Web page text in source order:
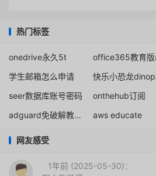
热门标签
onedrive永久5t
学生邮箱怎么申请
seer数据库账号密码
onthehub订阅
adguard免破解教育授权下载
aws educate
网友感受
1年前 (2025-05-30)：